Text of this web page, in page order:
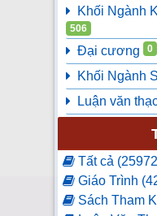
Khối Ngành
506
Đại cương 0
Khối Ngành
Luận văn
Tất cả
Giáo Trình
Sách Tham